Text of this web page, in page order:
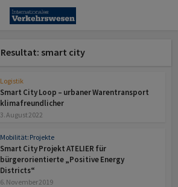
Resultat: smart city
Logistik
Smart City Loop – urbaner Warentransport
klimafreundlicher
3. August 2022
Mobilität: Projekte
Smart City Projekt ATELIER für
bürgerorientierte „Positive Energy
Districts“
6. November 2019